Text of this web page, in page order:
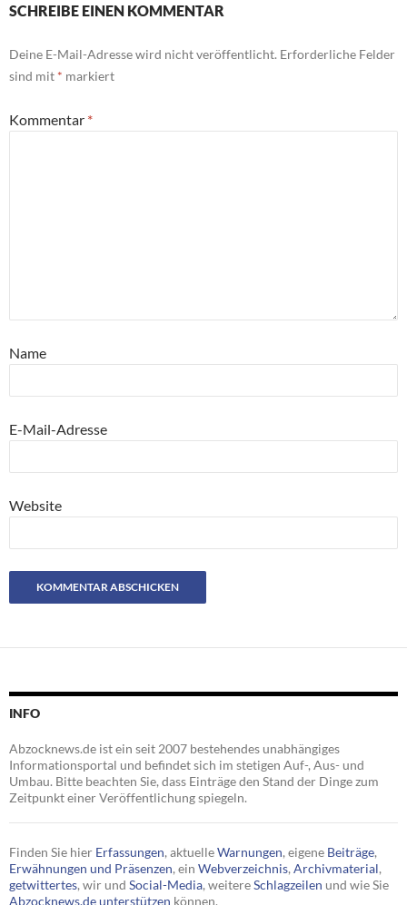
SCHREIBE EINEN KOMMENTAR
Deine E-Mail-Adresse wird nicht veröffentlicht. Erforderliche Felder
sind mit * markiert
Kommentar *
Name
E-Mail-Adresse
Website
INFO
Abzocknews.de ist ein seit 2007 bestehendes unabhängiges
Informationsportal und befindet sich im stetigen Auf-, Aus- und
Umbau. Bitte beachten Sie, dass Einträge den Stand der Dinge zum
Zeitpunkt einer Veröffentlichung spiegeln.
Finden Sie hier Erfassungen, aktuelleWarnungen, eigene Beiträge,
Erwähnungen und Präsenzen, ein Webverzeichnis, Archivmaterial,
getwittertes, wir und Social-Media, weitereSchlagzeilen und wie Sie
Abzocknews.de unterstützen können.